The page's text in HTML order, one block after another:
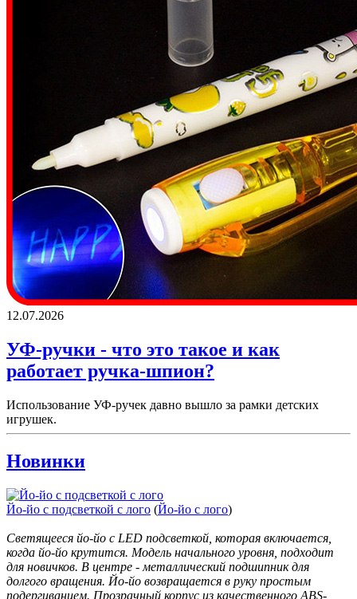
12.07.2026
УФ-ручки - что это такое и как
работает ручка-шпион?
Использование УФ-ручек давно вышло за рамки детских
игрушек.
Новинки
Йо-йо с подсветкой с лого (Йо-йо с лого)
Светящееся йо-йо с LED подсветкой, которая включается,
когда йо-йо крутится. Модель начального уровня, подходит
для новичков. В центре - металлический подшипник для
долгого вращения. Йо-йо возвращается в руку простым
подергиванием. Прозрачный корпус из качественного ABS-